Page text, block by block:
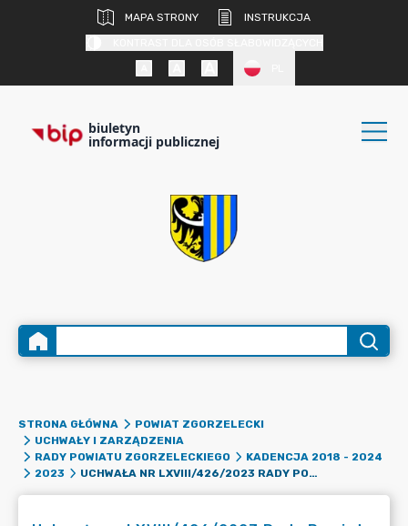
MAPA STRONY
INSTRUKCJA
biuletyn
informacji publicznej
STRONA GŁÓWNA
POWIAT ZGORZELECKI
UCHWAŁY I ZARZĄDZENIA
RADY POWIATU ZGORZELECKIEGO
KADENCJA 2018 - 2024
2023
UCHWAŁA NR LXVIII/426/2023 RADY POWIATU ZGORZELECKIEGO Z DNIA 26 PAŹDZIERNIKA 2023 R. W SPRAWIE ZMIANY UCHWAŁY NR LXVI/409/2023 RADY POWIATU ZGORZELECKIEGO Z DNIA 27 LIPCA 2023 R. W SPRAWIE USTALENIA ROZKŁADÓW GODZIN PRACY APTEK OGÓLNODOSTĘPNYCH NA TERENIE POWIATU ZGORZELECKIEGO.